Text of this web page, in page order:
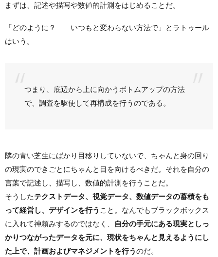
まずは、記述や描写や数値的計測をはじめることだ。
「どのように？――いつもと変わらない方法で」とラトゥール
はいう。
つまり、底辺から上に向かうボトムアップの方法
で、調査を駆使して再構成を行うのである。
隣の青い芝生にばかり目移りしていないで、ちゃんと身の回り
の現実のできごとにちゃんと目を向けるべきだ。それを自分の
言葉で記述し、描写し、数値的計測を行うことだ。
そうしたテクストデータ、視覚データ、数値データの蓄積をも
って経営し、デザインを行う こと。なんでもブラックボックス
に入れて神頼みするのではなく、
自分の手元にある現実としっ
かりつながったデータを元に、現状をちゃんと見えるようにし
た上で、計画およびマネジメントを行うのだ。